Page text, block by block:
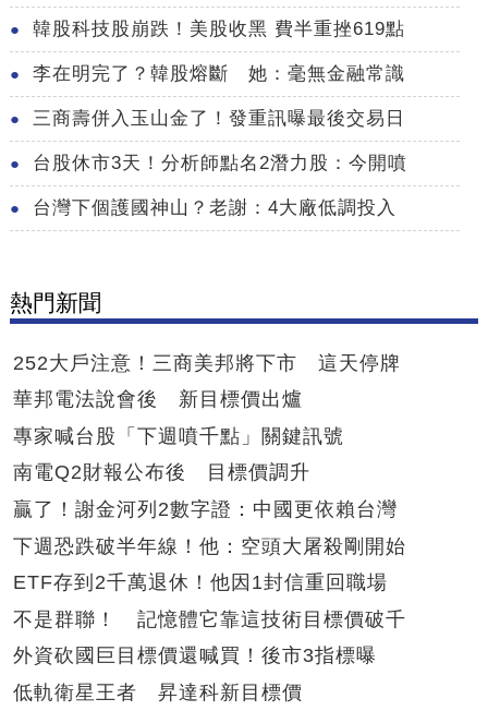
韓股科技股崩跌！美股收黑 費半重挫619點
李在明完了？韓股熔斷 她：毫無金融常識
三商壽併入玉山金了！發重訊曝最後交易日
台股休市3天！分析師點名2潛力股：今開噴
台灣下個護國神山？老謝：4大廠低調投入
熱門新聞
252大戶注意！三商美邦將下市 這天停牌
華邦電法說會後 新目標價出爐
專家喊台股「下週噴千點」關鍵訊號
南電Q2財報公布後 目標價調升
贏了！謝金河列2數字證：中國更依賴台灣
下週恐跌破半年線！他：空頭大屠殺剛開始
ETF存到2千萬退休！他因1封信重回職場
不是群聯！ 記憶體它靠這技術目標價破千
外資砍國巨目標價還喊買！後市3指標曝
低軌衛星王者 昇達科新目標價